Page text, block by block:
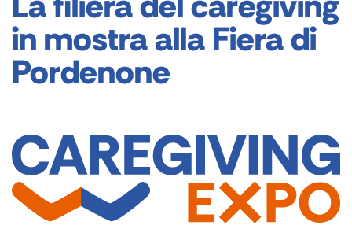
in mostra alla Fiera di
Pordenone